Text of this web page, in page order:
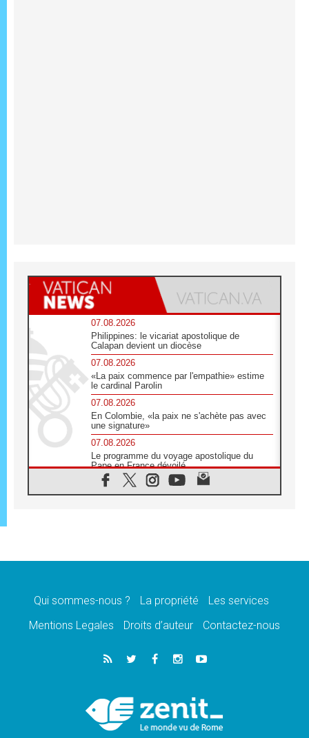
07.08.2026
Philippines: le vicariat apostolique de
Calapan devient un diocèse
07.08.2026
«La paix commence par l'empathie» estime
le cardinal Parolin
07.08.2026
En Colombie, «la paix ne s'achète pas avec
une signature»
07.08.2026
Le programme du voyage apostolique du
Pape en France dévoilé
07.08.2026
1ère Conférence continentale sur l'éducation
07.08.2026
07.08.2026
lancement des «dix jours de prière pour la
06.08.2026
Préparatifs des JMJ 2027 à Séoul: «c'est
Chrétiens et confucéens: respect et sagesse
pour relever les «défis urgents»
Qui sommes-nous ? La propriété
Les services
Mentions Legales
Droits d’auteur Contactez-nous